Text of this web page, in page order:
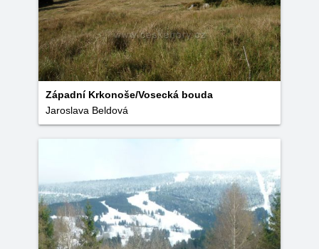
Západní Krkonoše/Vosecká bouda
Jaroslava Beldová